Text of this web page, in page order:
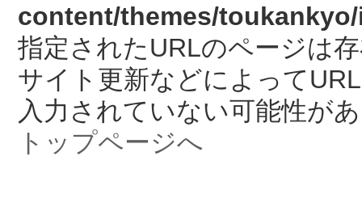
content/themes/
指定されたURLのページは
サイト更新などによって
入力されていない可能性が
トップページへ